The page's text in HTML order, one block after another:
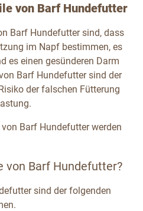
von Barf Hundefutter
Barf Hundefutter sind, dass
im Napf bestimmen, es
es einen gesünderen Darm
Barf Hundefutter sind der
der falschen Fütterung
Barf Hundefutter werden
von Barf Hundefutter?
sind der folgenden